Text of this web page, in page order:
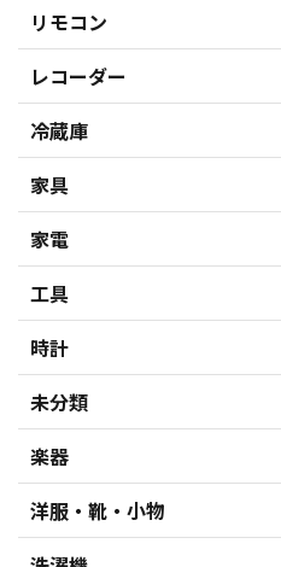
リモコン
レコーダー
冷蔵庫
家具
家電
工具
時計
未分類
楽器
洋服・靴・小物